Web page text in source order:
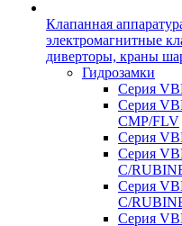
Клапанная
электромагнитные
диверторы, краны
Гидрозамки
Серия
Серия
CMP/FLV
Серия
Серия
C/
Серия
C/
Серия